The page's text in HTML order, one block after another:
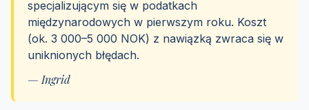
specjalizującym się w podatkach
międzynarodowych w pierwszym roku. Koszt
(ok. 3 000–5 000 NOK) z nawiązką zwraca się w
uniknionych błędach.
— Ingrid